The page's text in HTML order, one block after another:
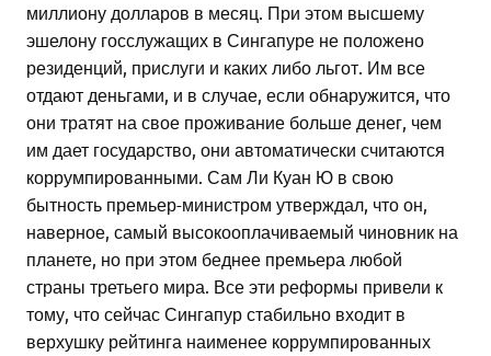
миллиону долларов в месяц. При этом высшему
эшелону госслужащих в Сингапуре не положено
резиденций, прислуги и каких либо льгот. Им все
отдают деньгами, и в случае, если обнаружится, что
они тратят на свое проживание больше денег, чем
им дает государство, они автоматически считаются
коррумпированными. Сам Ли Куан Ю в свою
бытность премьер-министром утверждал, что он,
наверное, самый высокооплачиваемый чиновник на
планете, но при этом беднее премьера любой
страны третьего мира. Все эти реформы привели к
тому, что сейчас Сингапур стабильно входит в
верхушку рейтинга наименее коррумпированных